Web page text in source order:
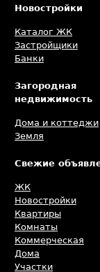
Новостройки
Каталог ЖК
Застройщики
Банки
Загородная
недвижимость
Дома и коттеджи
Земля
Свежие
ЖК
Новостройки
Квартиры
Комнаты
Коммерческая
Дома
Участки